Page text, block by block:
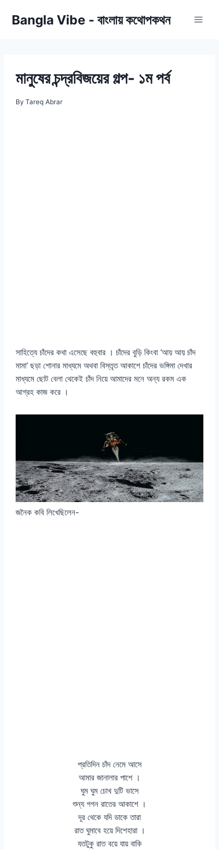
Bangla Vibe - বাংলায় কথোপকথন
মানুষের চন্দ্রবিজয়ের গল্প- ১ম পর্ব
By Tareq Abrar
সাহিত্যে চাঁদের কথা এসেছে বহুবার । চাঁদের বুড়ি কিংবা ‘আয় আয় চাঁদ
মামা’ ছড়া শোনার মাধ্যমে অথবা বিস্তৃত আকাশে চাঁদের ভঙ্গিমা দেখার
মাধ্যমে ছোট বেলা থেকেই চাঁদ নিয়ে আমাদের মনে অন্য রকম এক
আগ্রহ কাজ করে ।
জনৈক কবি লিখেছিলেন-
প্রতিদিন চাঁদ নেমে আসে
আমার জানালার পাশে ।
ঘুম ঘুম চোখ দুটি ভাসে
শুন্য গগন রাতের আকাশে ।
দূর থেকে যদি ডাকে তারা
রাত ঘুমাবে হয়ে দিশেহারা ।
যতটুকু রাত বয়ে যায় বাকি